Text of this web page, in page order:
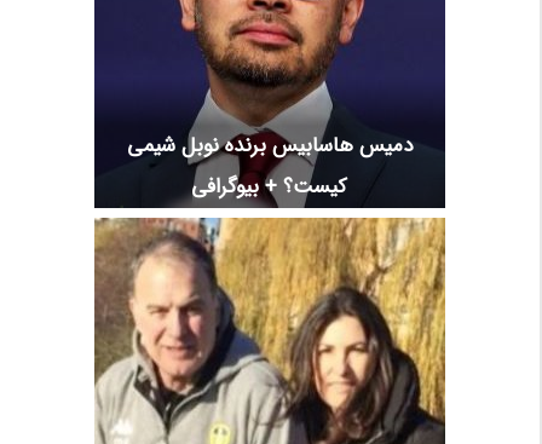
دمیس هاسابیس برنده نوبل شیمی
کیست؟ + بیوگرافی